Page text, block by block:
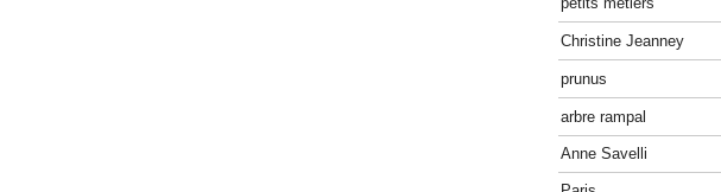
Christine Jeanney
prunus
arbre rampal
Anne Savelli